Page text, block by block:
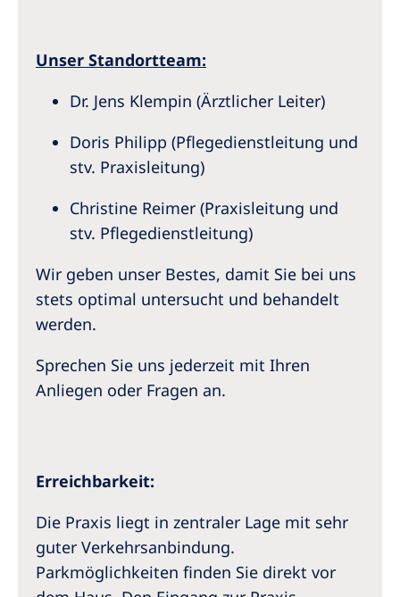
Unser Standortteam:
Dr. Jens Klempin (Ärztlicher Leiter)
Doris Philipp (Pflegedienstleitung und
stv. Praxisleitung)
Christine Reimer (Praxisleitung und
stv. Pflegedienstleitung)
Wir geben unser Bestes, damit Sie bei uns
stets optimal untersucht und behandelt
werden.
Sprechen Sie uns jederzeit mit Ihren
Anliegen oder Fragen an.
Erreichbarkeit:
Die Praxis liegt in zentraler Lage mit sehr
guter Verkehrsanbindung.
Parkmöglichkeiten finden Sie direkt vor